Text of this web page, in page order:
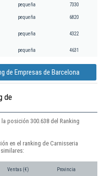
pequeña 7330
pequeña 6820
pequeña 4322
pequeña 4631
de Empresas de Barcelona
de
posición 300.638 del Ranking
en el ranking de Carnisseria
Ventas (€) Provincia